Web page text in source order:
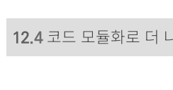
o
u
s
12.4코드 모듈화로 더